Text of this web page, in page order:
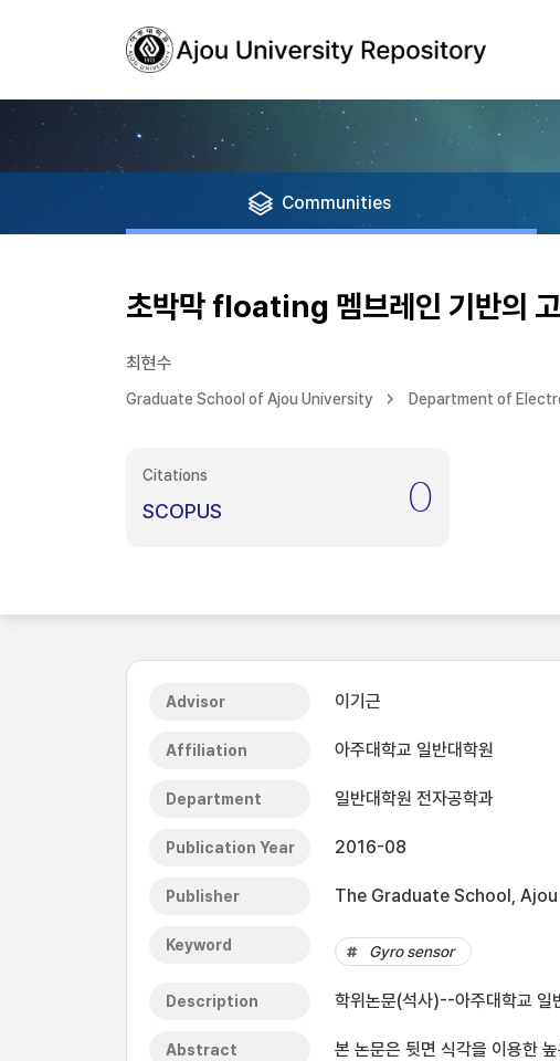
Communities
초박막 floating 멤브레인 기반의
최현수
Graduate School of Ajou University Department of
Citations
SCOPUS 0
Advisor 이기근
Affiliation 아주대학교 일반대학원
Department 일반대학원 전자공학과
Publication Year 2016-08
Publisher The Graduate School,
Keyword Gyro sensor
Description 학위논문(석사)--아주대학교
Abstract
본 논문은 뒷면 식각을 이용한